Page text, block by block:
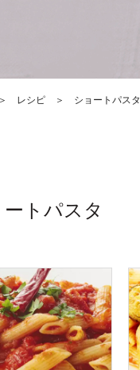
レシピ ＞ ショートパスタ
ートパスタ